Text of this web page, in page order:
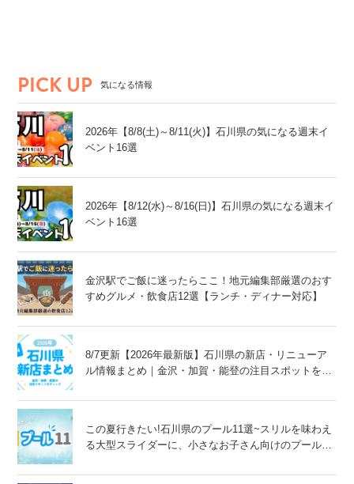
PICK UP 気になる情報
2026年【8/8(土)～8/11(火)】石川県の気になる週末イ
ベント16選
2026年【8/12(水)～8/16(日)】石川県の気になる週末イ
ベント16選
金沢駅でご飯に迷ったらここ！地元編集部厳選のおす
すめグルメ・飲食店12選【ランチ・ディナー対応】
8/7更新【2026年最新版】石川県の新店・リニューア
ル情報まとめ｜金沢・加賀・能登の注目スポットをチ
この夏行きたい!石川県のプール11選~スリルを味わえ
る大型スライダーに、小さなお子さん向けのプール